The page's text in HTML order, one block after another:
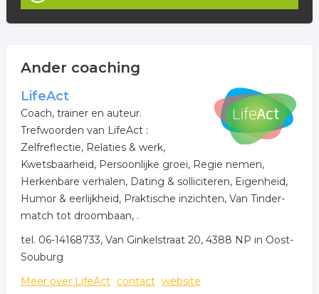
Ander coaching
LifeAct
Coach, trainer en auteur.
Trefwoorden van LifeAct :
Zelfreflectie, Relaties & werk,
Kwetsbaarheid, Persoonlijke groei, Regie nemen,
Herkenbare verhalen, Dating & solliciteren, Eigenheid,
Humor & eerlijkheid, Praktische inzichten, Van Tinder-
match tot droombaan, .
tel. 06-14168733, Van Ginkelstraat 20, 4388 NP in Oost-
Souburg
Meer over LifeAct contact website